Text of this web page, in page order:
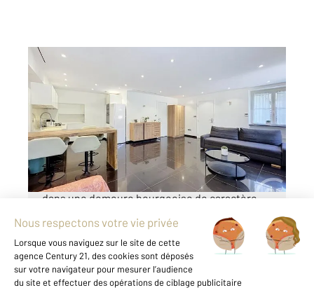
CANNES 06
60 m2
Ref : 52286
Appartement F2 à vendre
350 000 €
Cannes Basse Californie | Élégant 2 pièces
dans une demeure bourgeoise de caractère
la Basse Californie à Cannes, à quelques pas
du centre-ville, des plages, des commerces et
de toutes les commodités, découvrez ...